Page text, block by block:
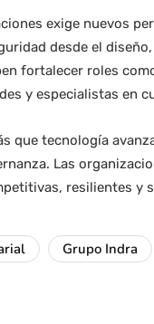
exige nuevos
desde el
fortalecer roles
y especialistas en
que tecnología
Las
resilientes y
Grupo Indra